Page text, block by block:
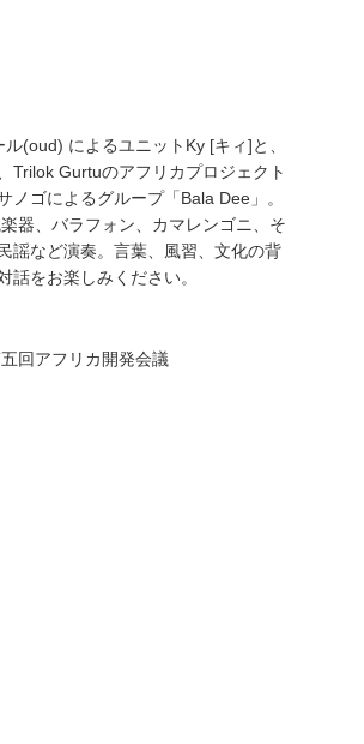
(oud) によるユニットKy [キィ]と、
Trilok Gurtuのアフリカプロジェクト
ゴによるグループ「Bala Dee」。
器、バラフォン、カマレンゴニ、そ
謡など演奏。言葉、風習、文化の背
をお楽しみください。
回アフリカ開発会議